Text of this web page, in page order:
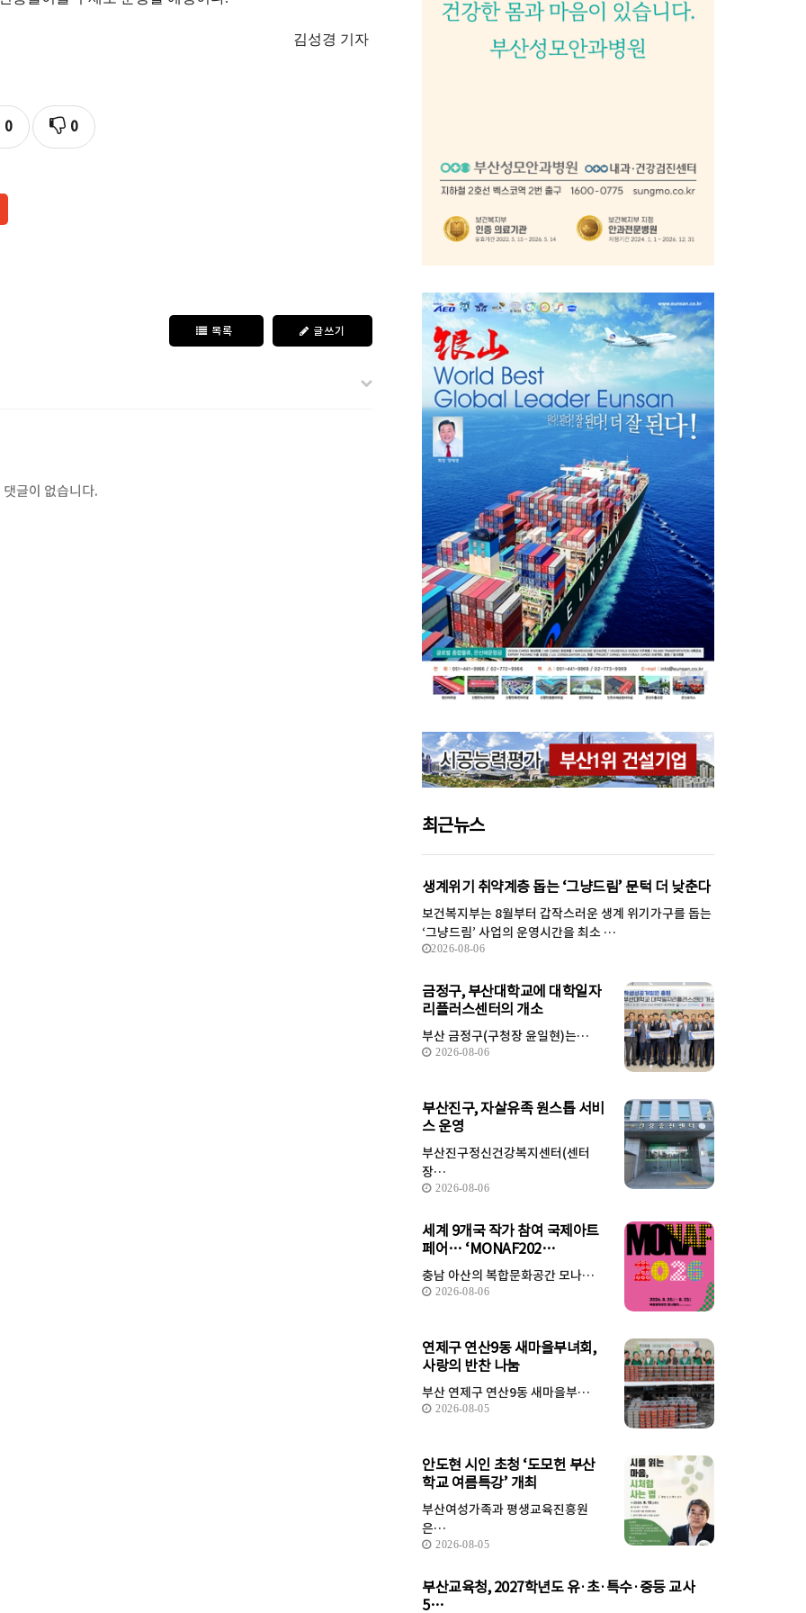
김성경 기자
0 0
목록 글쓰기
댓글이 없습니다.
최근뉴스
생계위기 취약계층 돕는 ‘그냥드림’ 문턱 더 낮춘다
보건복지부는 8월부터 갑작스러운 생계 위기가구를 돕는
‘그냥드림’ 사업의 운영시간을 최소 …
2026-08-06
금정구, 부산대학교에 대학일자
리플러스센터의 개소
부산 금정구(구청장 윤일현)는…
2026-08-06
부산진구, 자살유족 원스톱 서비
스 운영
부산진구정신건강복지센터(센터
장…
2026-08-06
세계 9개국 작가 참여 국제아트
페어… ‘MONAF202…
충남 아산의 복합문화공간 모나…
2026-08-06
연제구 연산9동 새마을부녀회,
사랑의 반찬 나눔
부산 연제구 연산9동 새마을부…
2026-08-05
안도현 시인 초청 ‘도모헌 부산
학교 여름특강’ 개최
부산여성가족과 평생교육진흥원
은…
2026-08-05
부산교육청, 2027학년도 유·초·특수·중등 교사
5…